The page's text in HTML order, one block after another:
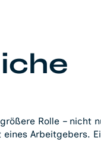
Rolle – nicht
Arbeitgebers.